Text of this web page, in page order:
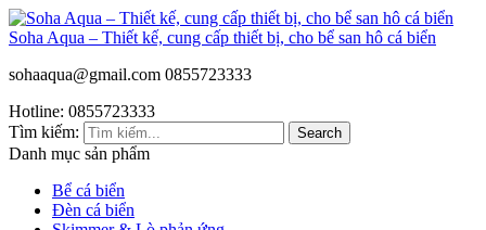
Soha Aqua – Thiết kế, cung cấp thiết bị, cho bể san hô cá biển
sohaaqua@gmail.com 0855723333
Hotline: 0855723333
Tìm kiếm:
Search
Danh mục sản phẩm
Bể cá biển
Đèn cá biển